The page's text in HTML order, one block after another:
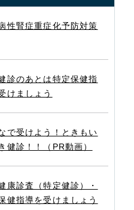
性腎症重症化予防対策
診のあとは特定保健指
けましょう
で受けよう！ときもい
健診！！（PR動画）
康診査（特定健診）・
健指導を受けましょう